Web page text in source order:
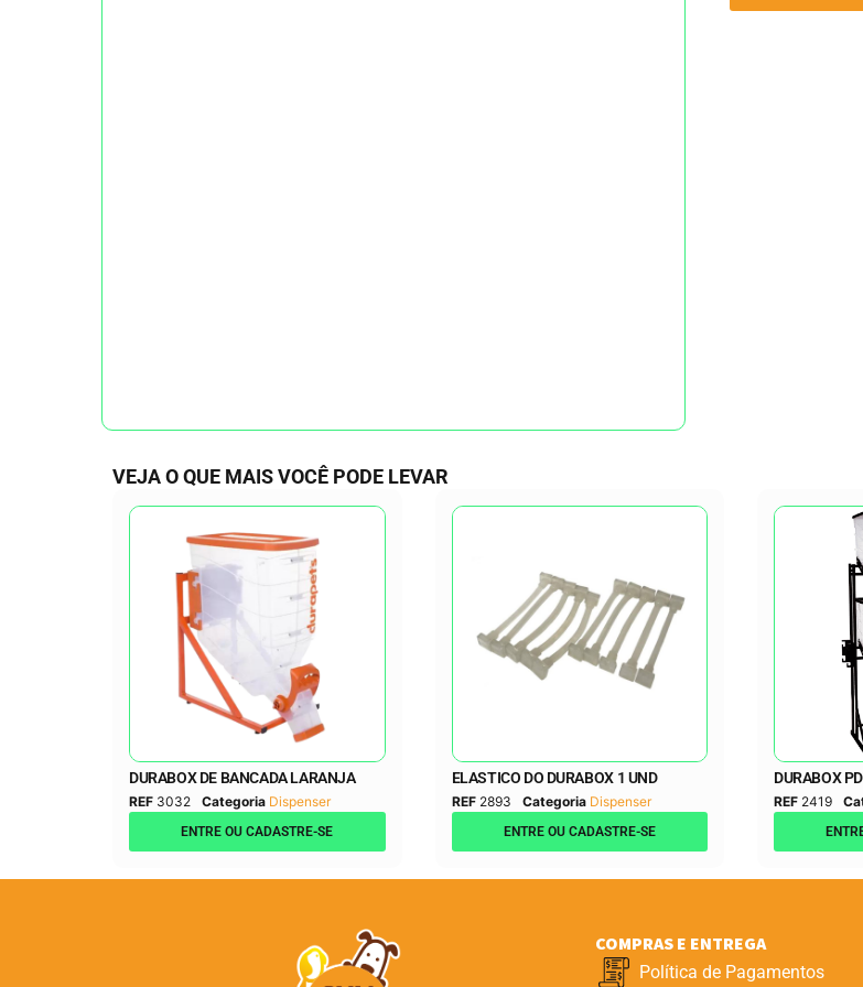
VEJA O QUE MAIS VOCÊ PODE LEVAR
DURABOX DE BANCADA LARANJA
REF 3032 Categoria Dispenser
ENTRE OU CADASTRE-SE
ELASTICO DO DURABOX 1 UND
REF 2893 Categoria Dispenser
ENTRE OU CADASTRE-SE
DURABOX
REF 2419
COMPRAS E ENTREGA
Política de Pagamentos